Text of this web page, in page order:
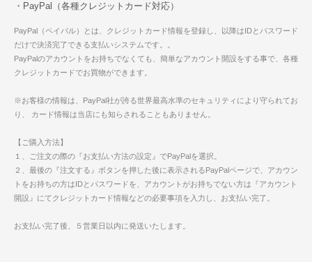
・PayPal（各種クレジットカード対応）
PayPal（ペイパル）とは、クレジットカード情報を登録し、以降はIDとパスワード
だけで決済完了できる支払いシステムです。。
PayPalのアカウントをお持ちでなくても、簡単なアカウント開設をする事で、各種
クレジットカードでお買物ができます。
※お客様の情報は、PayPal社が誇る世界最高水準のセキュリティにより守られてお
り、 カード情報は当店にも知らされることもありません。
【ご購入方法】
１、ご注文の際の『お支払い方法の設定』でPayPalを選択。
２、最後の『注文する』ボタンを押した後に表示されるPayPalページで、アカウン
トをお持ちの方はIDとパスワードを、アカウントがお持ちでない方は『アカウント
開設』にてクレジットカード情報などの必要事項を入力し、お支払い完了。
お支払い完了後、５営業日以内に発送いたします。